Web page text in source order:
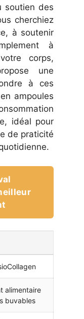
soutien des
cherchiez
à soutenir
à
corps,
une
à ces
ampoules
idéal pour
de praticité
alimentaire
buvables